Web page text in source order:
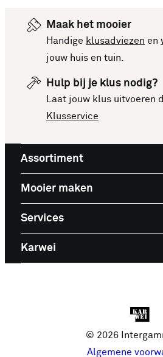
Maak het mooier
Handige klusadviezen en
jouw huis en tuin.
Hulp bij je klus nodig?
Laat jouw klus uitvoeren
Klusservice
Assortiment
Mooier maken
Services
Karwei
© 2026
Algemene